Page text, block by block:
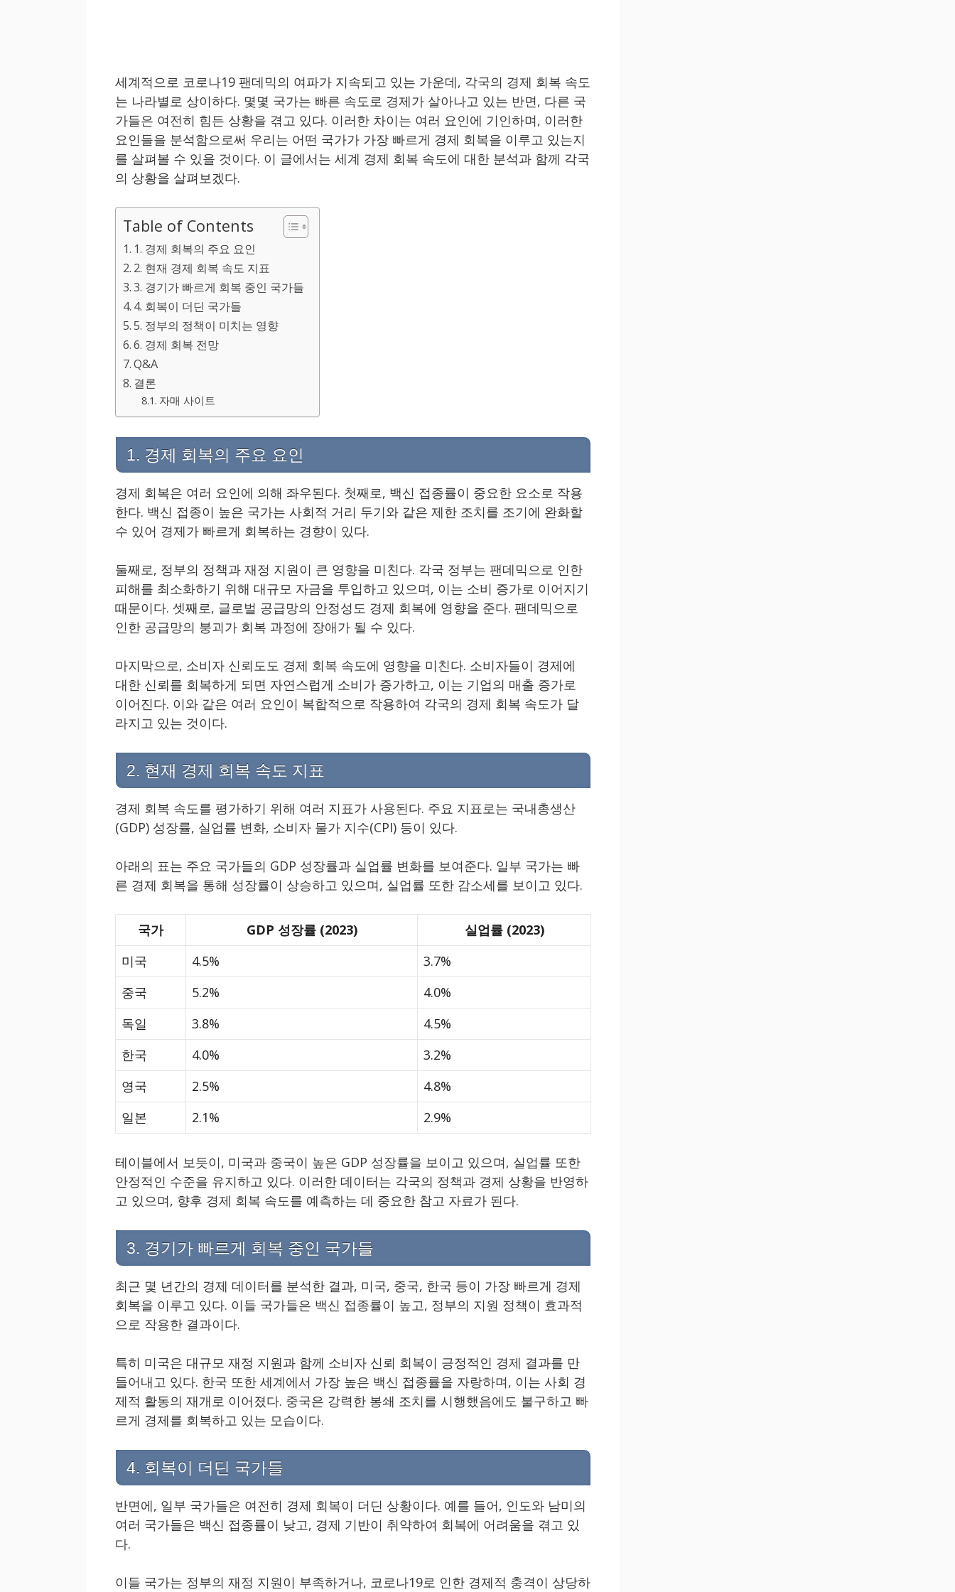
세계적으로 코로나19 팬데믹의 여파가 지속되고 있는 가운데, 각국의 경제 회복 속도
는 나라별로 상이하다. 몇몇 국가는 빠른 속도로 경제가 살아나고 있는 반면, 다른 국
가들은 여전히 힘든 상황을 겪고 있다. 이러한 차이는 여러 요인에 기인하며, 이러한
요인들을 분석함으로써 우리는 어떤 국가가 가장 빠르게 경제 회복을 이루고 있는지
를 살펴볼 수 있을 것이다. 이 글에서는 세계 경제 회복 속도에 대한 분석과 함께 각국
의 상황을 살펴보겠다.
Table of Contents
1. 경제 회복의 주요 요인
2. 현재 경제 회복 속도 지표
3. 경기가 빠르게 회복 중인 국가들
4. 회복이 더딘 국가들
5. 정부의 정책이 미치는 영향
6. 경제 회복 전망
Q&A
결론
자매 사이트
1. 경제 회복의 주요 요인
경제 회복은 여러 요인에 의해 좌우된다. 첫째로, 백신 접종률이 중요한 요소로 작용
한다. 백신 접종이 높은 국가는 사회적 거리 두기와 같은 제한 조치를 조기에 완화할
수 있어 경제가 빠르게 회복하는 경향이 있다.
둘째로, 정부의 정책과 재정 지원이 큰 영향을 미친다. 각국 정부는 팬데믹으로 인한
피해를 최소화하기 위해 대규모 자금을 투입하고 있으며, 이는 소비 증가로 이어지기
때문이다. 셋째로, 글로벌 공급망의 안정성도 경제 회복에 영향을 준다. 팬데믹으로
인한 공급망의 붕괴가 회복 과정에 장애가 될 수 있다.
마지막으로, 소비자 신뢰도도 경제 회복 속도에 영향을 미친다. 소비자들이 경제에
대한 신뢰를 회복하게 되면 자연스럽게 소비가 증가하고, 이는 기업의 매출 증가로
이어진다. 이와 같은 여러 요인이 복합적으로 작용하여 각국의 경제 회복 속도가 달
라지고 있는 것이다.
2. 현재 경제 회복 속도 지표
경제 회복 속도를 평가하기 위해 여러 지표가 사용된다. 주요 지표로는 국내총생산
(GDP) 성장률, 실업률 변화, 소비자 물가 지수(CPI) 등이 있다.
아래의 표는 주요 국가들의 GDP 성장률과 실업률 변화를 보여준다. 일부 국가는 빠
른 경제 회복을 통해 성장률이 상승하고 있으며, 실업률 또한 감소세를 보이고 있다.
국가 GDP 성장률 (2023)
실업률 (2023)
미국
4.5%
3.7%
중국
5.2%
4.0%
독일
3.8%
4.5%
한국
4.0%
3.2%
영국
2.5%
4.8%
일본
2.1% 2.9%
테이블에서 보듯이, 미국과 중국이 높은 GDP 성장률을 보이고 있으며, 실업률 또한
안정적인 수준을 유지하고 있다. 이러한 데이터는 각국의 정책과 경제 상황을 반영하
고 있으며, 향후 경제 회복 속도를 예측하는 데 중요한 참고 자료가 된다.
3. 경기가 빠르게 회복 중인 국가들
최근 몇 년간의 경제 데이터를 분석한 결과, 미국, 중국, 한국 등이 가장 빠르게 경제
회복을 이루고 있다. 이들 국가들은 백신 접종률이 높고, 정부의 지원 정책이 효과적
으로 작용한 결과이다.
특히 미국은 대규모 재정 지원과 함께 소비자 신뢰 회복이 긍정적인 경제 결과를 만
들어내고 있다. 한국 또한 세계에서 가장 높은 백신 접종률을 자랑하며, 이는 사회 경
제적 활동의 재개로 이어졌다. 중국은 강력한 봉쇄 조치를 시행했음에도 불구하고 빠
르게 경제를 회복하고 있는 모습이다.
4. 회복이 더딘 국가들
반면에, 일부 국가들은 여전히 경제 회복이 더딘 상황이다. 예를 들어, 인도와 남미의
여러 국가들은 백신 접종률이 낮고, 경제 기반이 취약하여 회복에 어려움을 겪고 있
다.
이들 국가는 정부의 재정 지원이 부족하거나, 코로나19로 인한 경제적 충격이 상당하